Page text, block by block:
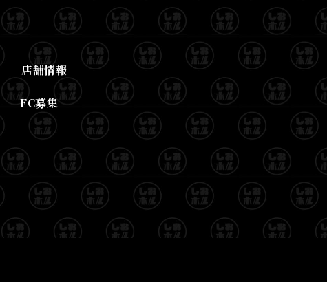
店舗情報
FC募集